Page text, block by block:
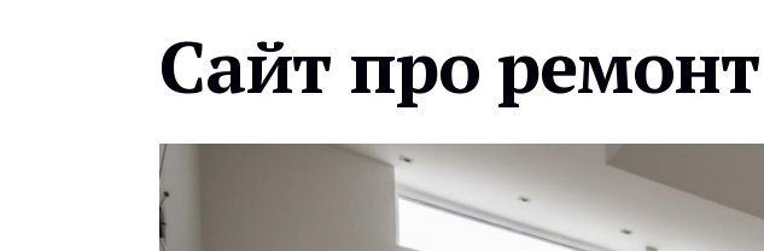
Сайт про